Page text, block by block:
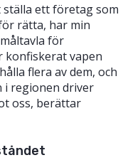
ett företag som
rätta, har min
för
konfiskerat vapen
flera av dem, och
i regionen driver
oss, berättar